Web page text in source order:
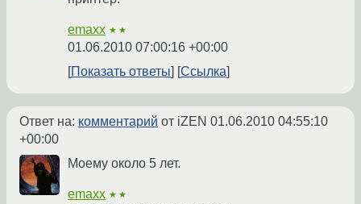
emaxx ★★
01.06.2010 07:00:16 +00:00
Показать ответы
Ссылка
Ответ на: комментарий от iZEN 01.06.2010 04:55:10
+00:00
Моему около 5 лет.
emaxx ★★